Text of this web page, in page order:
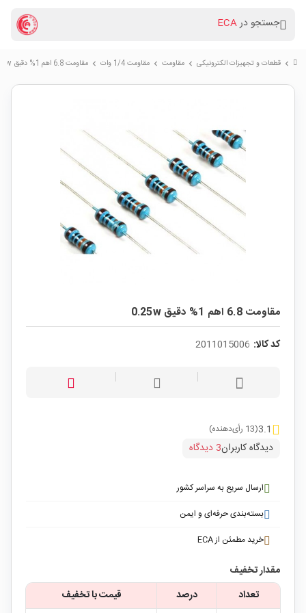
جستجو درECA
chevron_right قطعات و تجهیزات الکترونیکی chevron_right مقاومت chevron_right مقاومت 1/4 وات chevron_right مقاومت 6.8 اهم 1% دقیق 0.25w
مقاومت 6.8 اهم 1% دقیق 0.25w
کد کالا: 2011015006
3.1(13 رأی‌دهنده)
دیدگاه کاربران3 دیدگاه
ارسال سریع به سراسر کشور
بسته‌بندی حرفه‌ای و ایمن
خرید مطمئن از ECA
مقدار تخفیف
تعداد
درصد قیمت با تخفیف